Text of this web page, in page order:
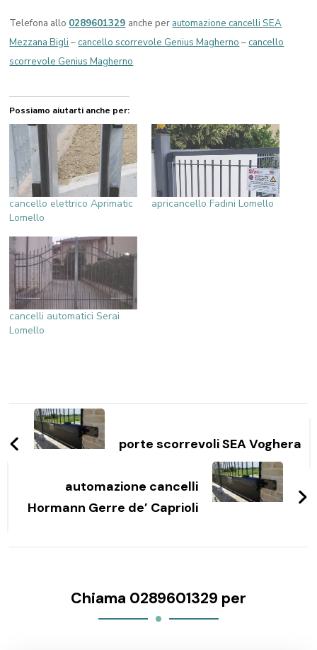
Telefona allo 0289601329 anche per automazione cancelli SEA
Mezzana Bigli –cancello scorrevole Genius Magherno –cancello
scorrevole Genius Magherno
Possiamo aiutarti anche per:
cancello elettrico Aprimatic
Lomello
apricancello Fadini Lomello
cancelli automatici Serai
Lomello
Navigazione
articoli
porte scorrevoli SEA Voghera
automazione cancelli
Hormann Gerre de’ Caprioli
Chiama 0289601329 per